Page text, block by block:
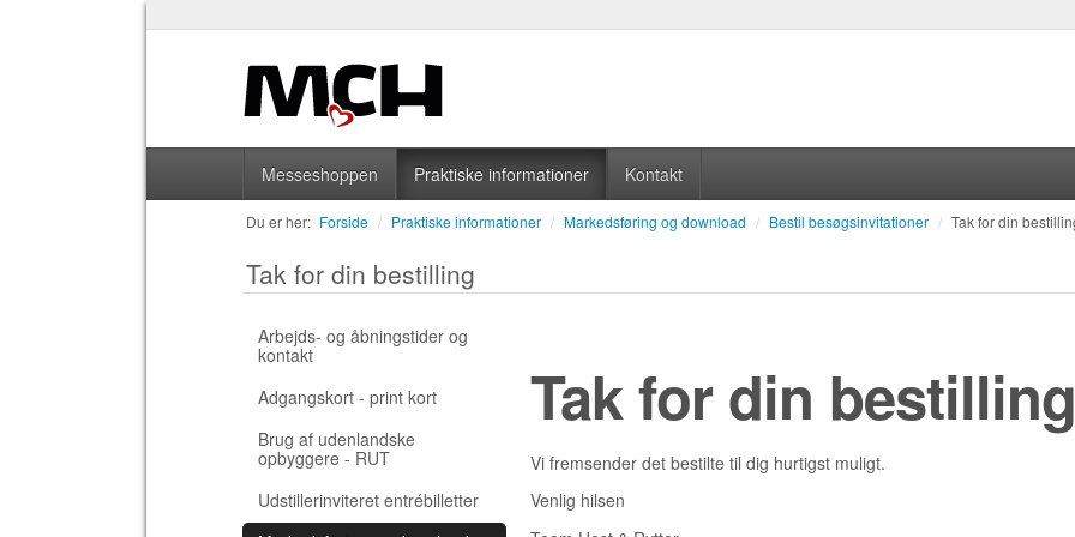
Messeshoppen Praktiske informationer Kontakt
Du er her: Forside / Praktiske informationer / Markedsføring og download / Bestil besøgsinvitationer / Tak for din
Tak for din bestilling
Arbejds- og åbningstider og
kontakt
Adgangskort - print kort
Brug af udenlandske
opbyggere - RUT
Udstillerinviteret entrébilletter
Tak for din bestilling
Vi fremsender det bestilte til dig hurtigst muligt.
Venlig hilsen